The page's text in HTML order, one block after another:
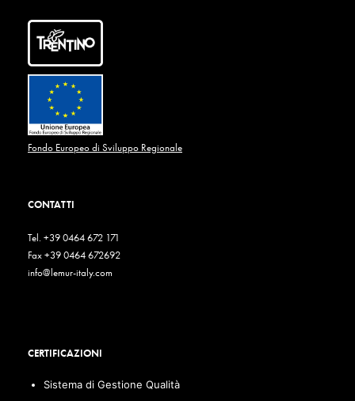
Fondo Europeo di Sviluppo Regionale
CONTATTI
Tel. +39 0464 672 171
Fax +39 0464 672692
info@lemur-italy.com
CERTIFICAZIONI
Sistema di Gestione Qualità